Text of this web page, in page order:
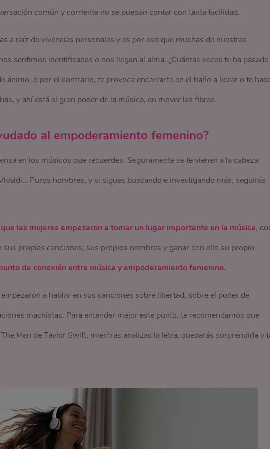
común y corriente no se puedan contar con tanta facilidad.
a raíz de vivencias personales y es por eso que muchas de nuestras
sentimos identificadas o nos llegan al alma. ¿Cuántas veces te ha pasado
ánimo, o por el contrario, te provoca encerrarte en el baño a llorar o te
y ahí está el gran poder de la música, en mover las fibras.
al empoderamiento femenino?
en los músicos que recuerdes. Seguramente se te vienen a la cabeza
Puros hombres, y si sigues buscando e investigando más, seguirás
las mujeres empezaron a tomar un lugar importante en la música,
sus propias canciones, sus propios nombres y ganar con ello su propio
de conexión entre música y empoderamiento femenino.
a hablar en sus canciones sobre libertad, sobre el poder de
machistas. Para entender mejor este punto, te recomendamos que
Man de Taylor Swift, mientras analizas la letra, quedarás sorprendida y